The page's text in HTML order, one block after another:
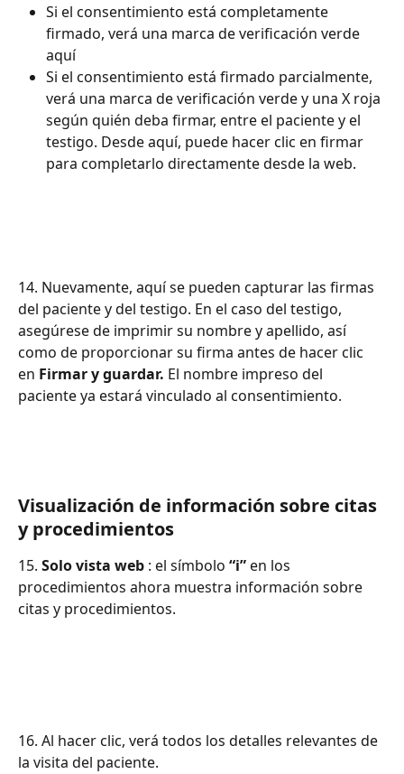
Si el consentimiento está completamente
firmado, verá una marca de verificación verde
aquí
Si el consentimiento está firmado parcialmente,
verá una marca de verificación verde y una X roja
según quién deba firmar, entre el paciente y el
testigo. Desde aquí, puede hacer clic en firmar
para completarlo directamente desde la web.
14. Nuevamente, aquí se pueden capturar las firmas
del paciente y del testigo. En el caso del testigo,
asegúrese de imprimir su nombre y apellido, así
como de proporcionar su firma antes de hacer clic
en Firmar y guardar. El nombre impreso del
paciente ya estará vinculado al consentimiento.
Visualización de información sobre citas
y procedimientos
15. Solo vista web : el símbolo “i” en los
procedimientos ahora muestra información sobre
citas y procedimientos.
16. Al hacer clic, verá todos los detalles relevantes de
la visita del paciente.